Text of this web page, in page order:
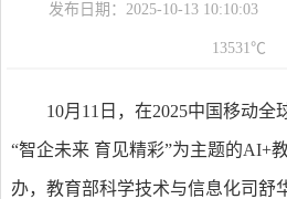
发布日期：2025-10-13 10:10:03
13531℃
10月11日，在2025中国移动全
“智企未来 育见精彩”为主题的AI+
办，教育部科学技术与信息化司舒